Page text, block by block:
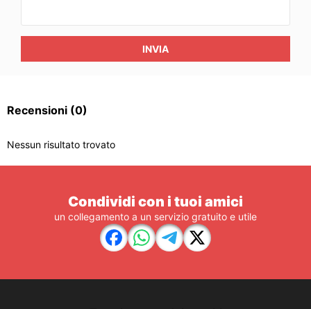
INVIA
Recensioni (0)
Nessun risultato trovato
Condividi con i tuoi amici
un collegamento a un servizio gratuito e utile